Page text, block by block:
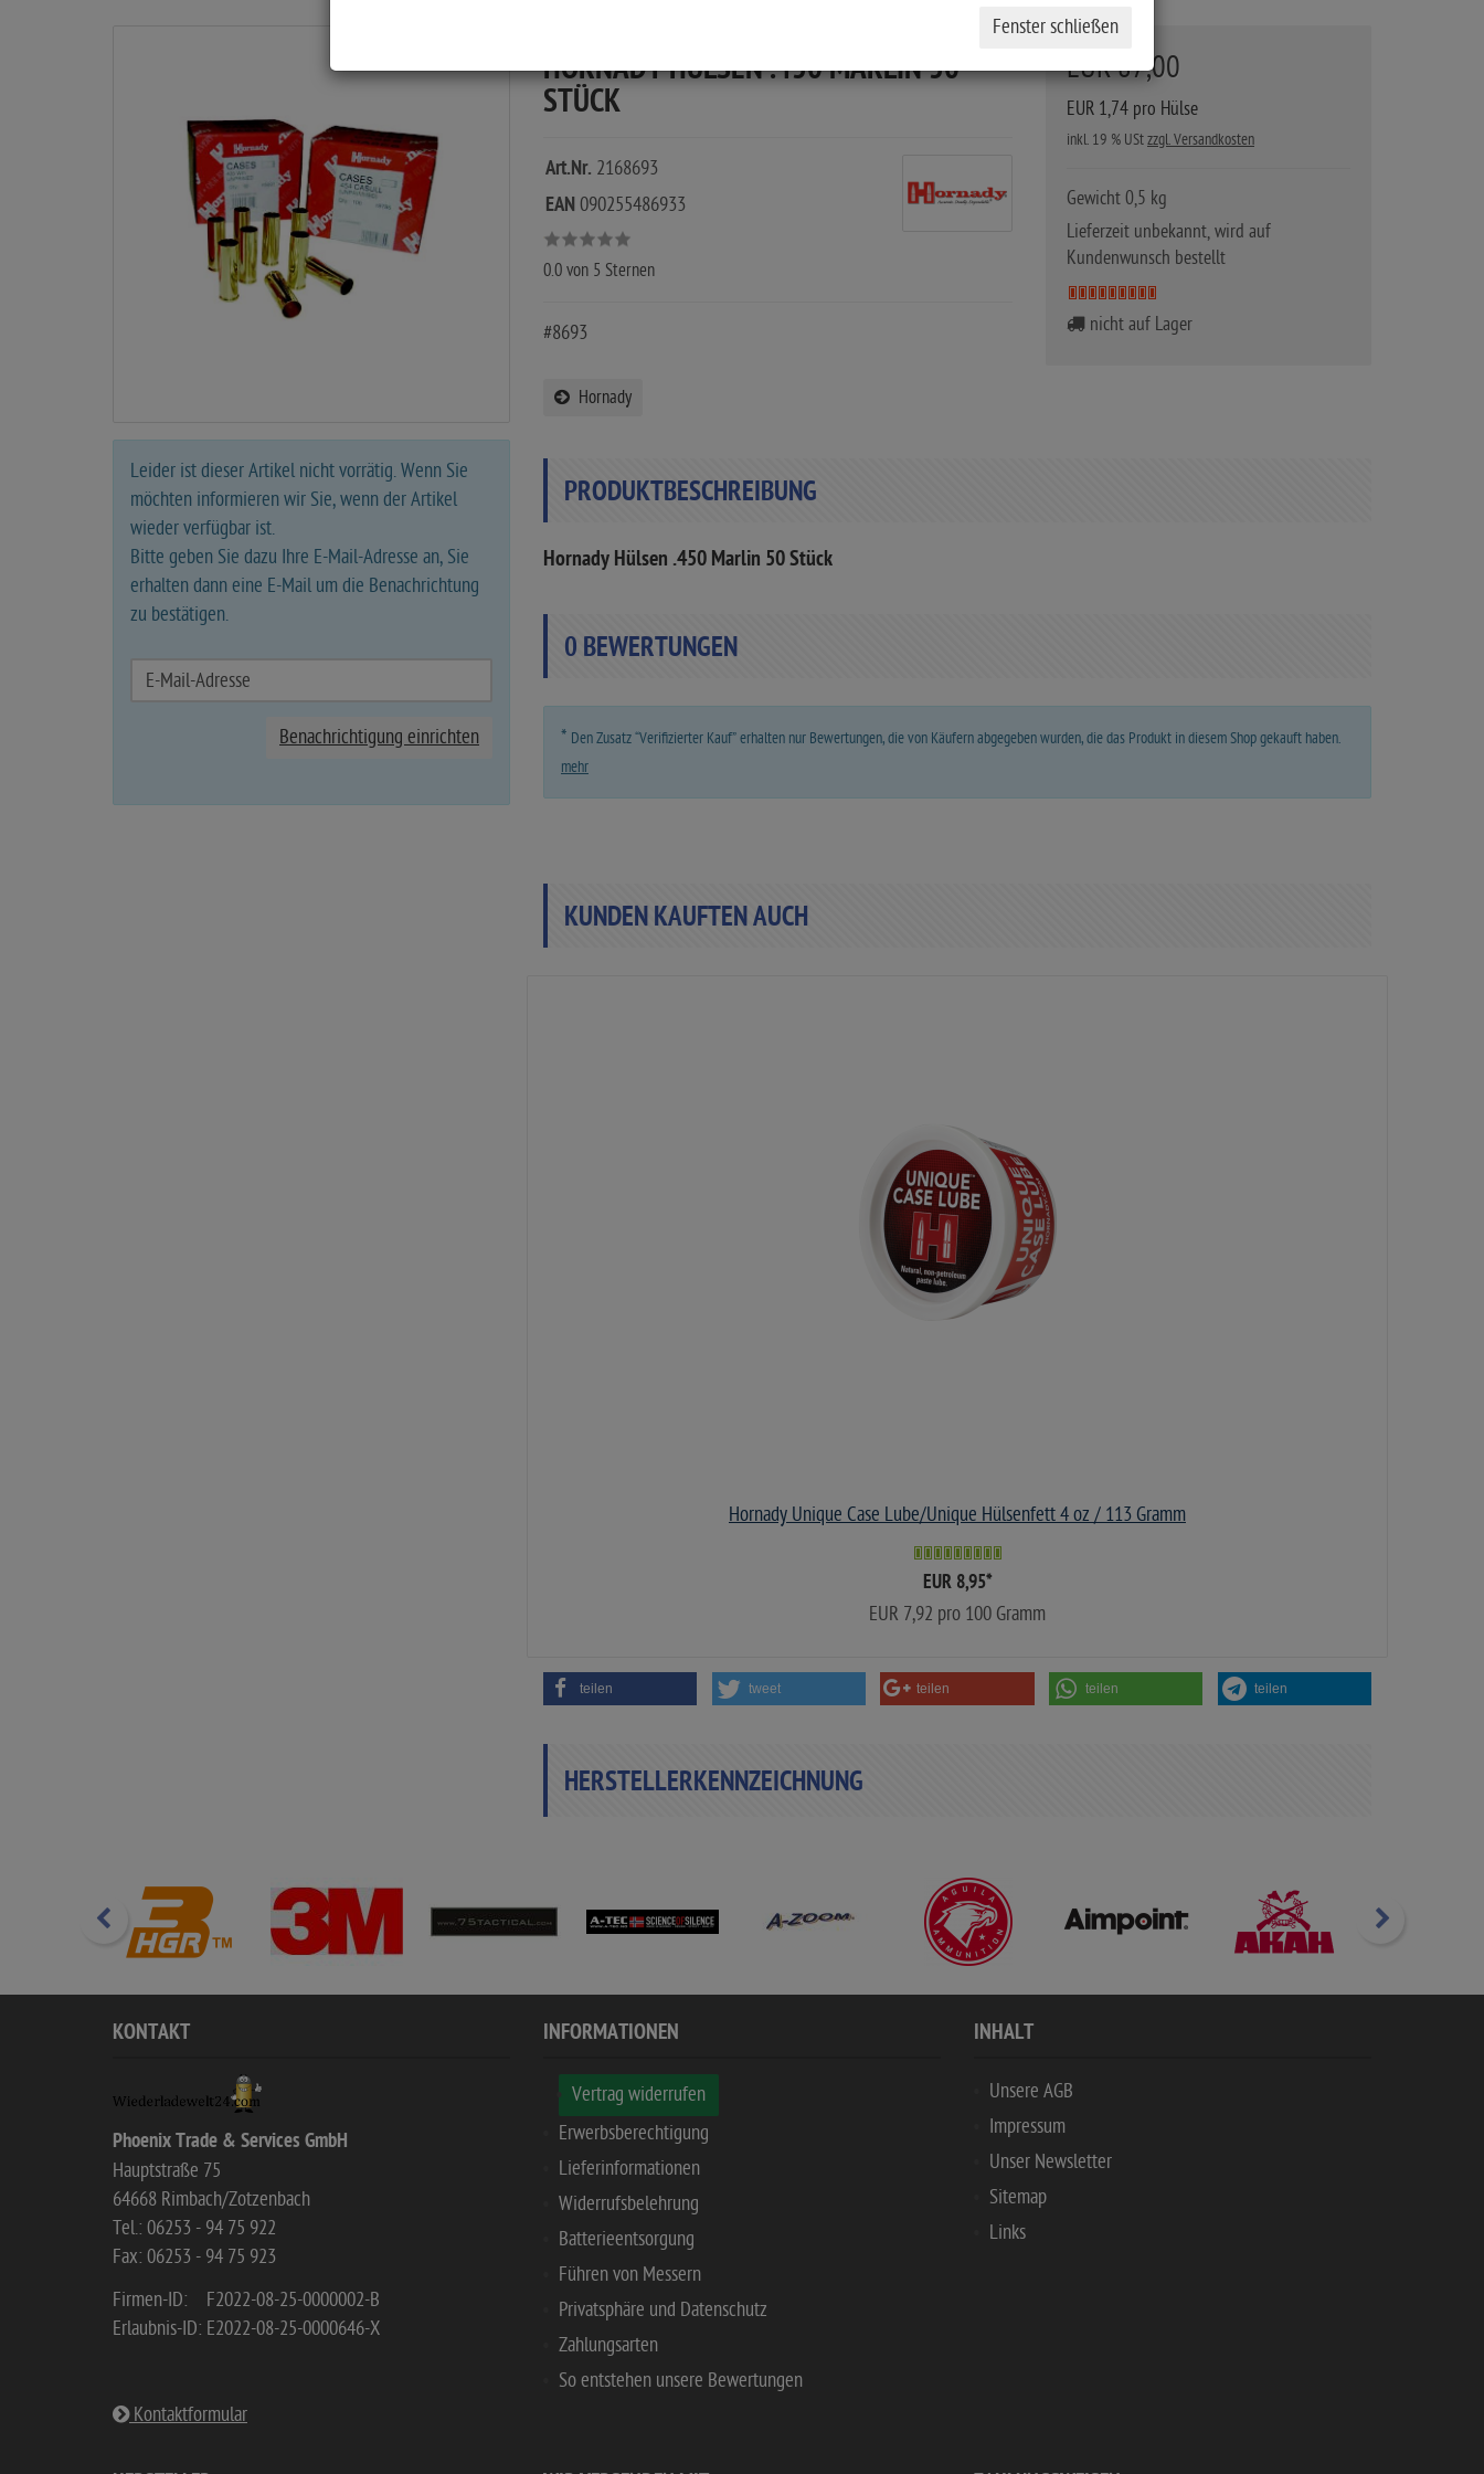
Leider ist dieser Artikel nicht vorrätig. Wenn Sie
möchten informieren wir Sie, wenn der Artikel
wieder verfügbar ist.
Bitte geben Sie dazu Ihre E-Mail-Adresse an, Sie
erhalten dann eine E-Mail um die Benachrichtung
zu bestätigen.
Benachrichtigung einrichten
EUR 87,00
EUR 1,74 pro Hülse
inkl. 19 % UStzzgl. Versandkosten
Gewicht 0,5 kg
Lieferzeit unbekannt, wird auf
Kundenwunsch bestellt
nicht auf Lager
HORNADY HÜLSEN .450 MARLIN 50
STÜCK
Art.Nr. 2168693
EAN 090255486933
0.0 von 5 Sternen
#8693
Hornady
PRODUKTBESCHREIBUNG
Hornady Hülsen .450 Marlin 50 Stück
0 BEWERTUNGEN
* Den Zusatz “Verifizierter Kauf” erhalten nur Bewertungen, die von Käufern abgegeben wurden, die das Produkt in diesem Shop gekauft haben.
mehr
KUNDEN KAUFTEN AUCH
Hornady Unique Case Lube/Unique Hülsenfett 4 oz / 113 Gramm
EUR 8,95*
EUR 7,92 pro 100 Gramm
teilen tweet teilen teilen teilen
HERSTELLERKENNZEICHNUNG
KONTAKT
Phoenix Trade & Services GmbH
Hauptstraße 75
64668 Rimbach/Zotzenbach
Tel.: 06253 - 94 75 922
Fax: 06253 - 94 75 923
Firmen-ID:
F2022-08-25-0000002-B
Erlaubnis-ID: E2022-08-25-0000646-X
Kontaktformular
INFORMATIONEN
Vertrag widerrufen
Erwerbsberechtigung
Lieferinformationen
Widerrufsbelehrung
Batterieentsorgung
Führen von Messern
Privatsphäre und Datenschutz
Zahlungsarten
So entstehen unsere Bewertungen
INHALT
Unsere AGB
Impressum
Unser Newsletter
Sitemap
Links